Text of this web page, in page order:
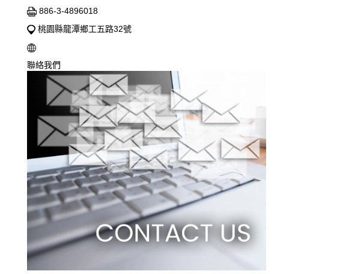
886-3-4896018
桃園縣龍潭鄉工五路32號
聯絡我們